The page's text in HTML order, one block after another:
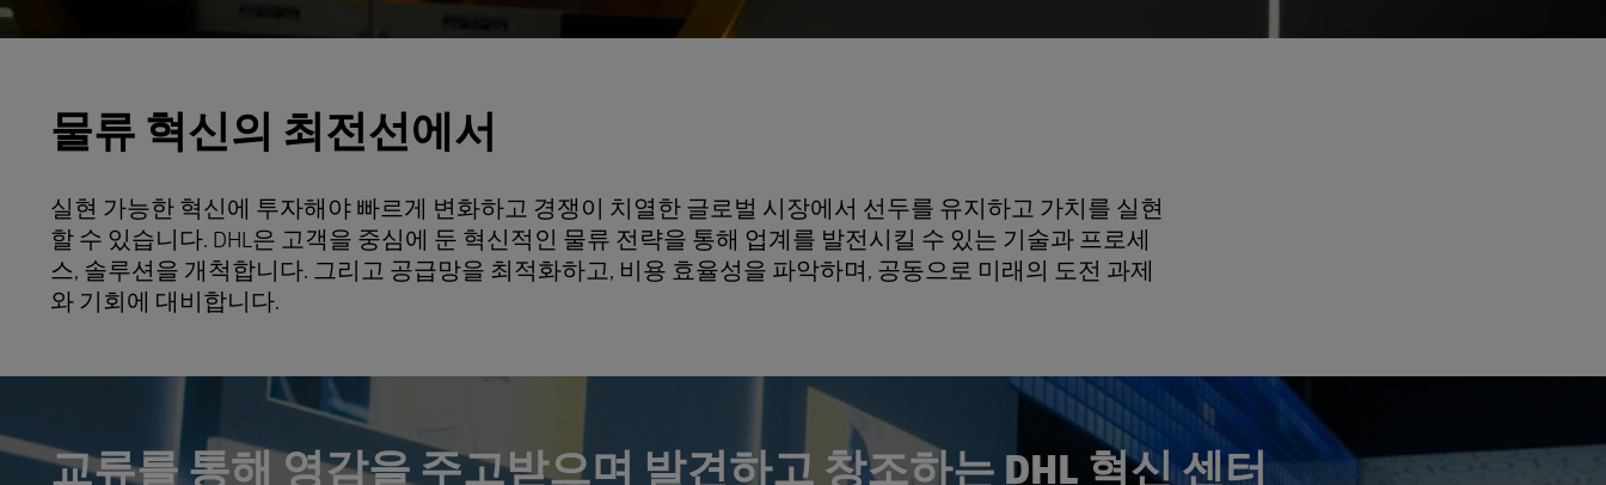
물류 혁신의 최전선에서
실현 가능한 혁신에 투자해야 빠르게 변화하고 경쟁이 치열한 글로벌 시장에서 선두를 유지하고 가치를 실현
할 수 있습니다. DHL은 고객을 중심에 둔 혁신적인 물류 전략을 통해 업계를 발전시킬 수 있는 기술과 프로세
스, 솔루션을 개척합니다. 그리고 공급망을 최적화하고, 비용 효율성을 파악하며, 공동으로 미래의 도전 과제
와 기회에 대비합니다.
교류를 통해 영감을 주고받으며 발견하고 창조하는 DHL 혁신 센터